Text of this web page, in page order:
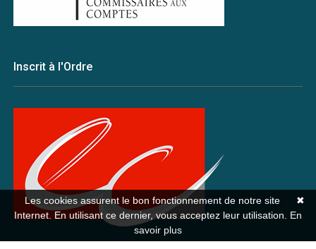
Inscrit à l'Ordre
✖
Les cookies assurent le bon fonctionnement de notre site
Internet. En utilisant ce dernier, vous acceptez leur utilisation. En
savoir plus